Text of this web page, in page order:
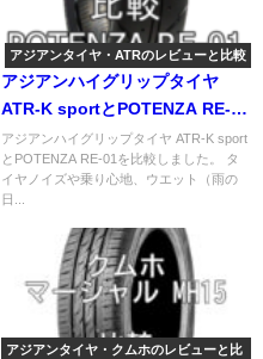
アジアンタイヤ・ATRのレビューと比較
アジアンハイグリップタイヤ
ATR-K sportとPOTENZA RE-01
の比較
アジアンハイグリップタイヤ ATR-K sport
とPOTENZA RE-01を比較しました。 タ
イヤノイズや乗り心地、ウエット（雨の
日...
アジアンタイヤ・クムホのレビューと比